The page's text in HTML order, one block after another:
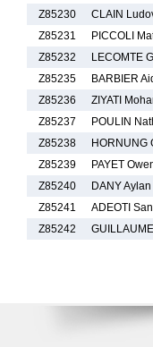
Z85230
CLAIN
Z85231
PICCOLI
Z85232
LECOMTE
Z85235
BARBIER
Z85236
ZIYATI
Z85237
POULIN
Z85238
HORNUNG
Z85239
PAYET
Z85240
DANY Aylan
Z85241
ADEOTI
Z85242